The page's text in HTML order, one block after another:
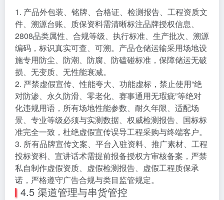
1. 产品外包装、铭牌、合格证、检测报告、工程资质文
件、溯源台账、质保资料需清晰标注品牌授权信息、
2808品类属性、合规等级、执行标准、生产批次、溯源
编码，标识真实可查、可溯。产品仓储运输采用场地设
施专用防尘、防潮、防腐、防磕碰标准，保障储运无破
损、无变质、无性能衰减。
2. 严禁虚假宣传、性能夸大、功能虚标，禁止使用“绝
对防渗、永久防滑、零老化、赛事通用无瑕疵”等绝对
化违规用语，所有场地性能参数、耐久年限、适配场
景、专业等级必须与实测数据、权威检测报告、国标标
准完全一致，杜绝虚假宣传误导工程采购与终端客户。
3. 所有品牌宣传文案、平台入驻资料、推广素材、工程
投标资料、宣讲话术需提前报备授权方审核备案，严禁
私自制作虚假资质、虚假检测报告、虚假工程质保承
诺，严格遵守广告合规与类目监管规定。
4.5 渠道管理与串货管控